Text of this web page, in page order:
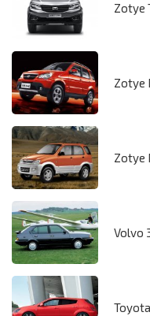
Zotye
Zotye
Zotye
Volvo